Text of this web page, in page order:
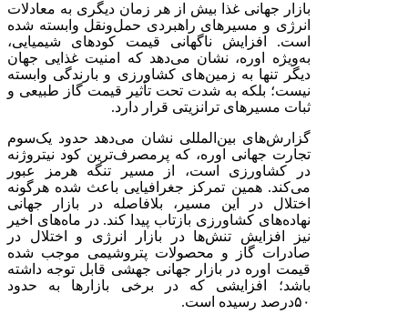
بازار جهانی غذا بیش از هر زمان دیگری به معادلات
انرژی و مسیرهای راهبردی حمل‌ونقل وابسته شده
است. افزایش ناگهانی قیمت کودهای شیمیایی،
به‌ویژه اوره، نشان می‌دهد که امنیت غذایی جهان
دیگر تنها به زمین‌های کشاورزی و بارندگی وابسته
نیست؛ بلکه به شدت تحت تأثیر قیمت گاز طبیعی و
ثبات مسیرهای ترانزیتی قرار دارد.
گزارش‌های بین‌المللی نشان می‌دهد حدود یک‌سوم
تجارت جهانی اوره، که پرمصرف‌ترین کود نیتروژنه
در کشاورزی است، از مسیر تنگه هرمز عبور
می‌کند. همین تمرکز جغرافیایی باعث شده هرگونه
اختلال در این مسیر، بلافاصله در بازار جهانی
نهاده‌های کشاورزی بازتاب پیدا کند. در ماه‌های اخیر
نیز افزایش تنش‌ها در بازار انرژی و اختلال در
صادرات گاز و محصولات پتروشیمی موجب شده
قیمت اوره در بازار جهانی جهشی قابل توجه داشته
باشد؛ افزایشی که در برخی بازارها به حدود
۵۰درصد رسیده است.